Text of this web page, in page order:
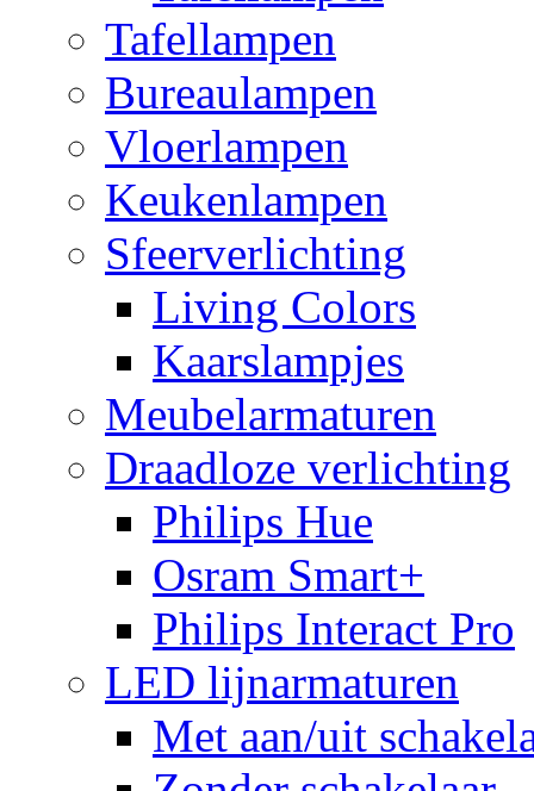
Tafellampen
Bureaulampen
Vloerlampen
Keukenlampen
Sfeerverlichting
Living Colors
Kaarslampjes
Meubelarmaturen
Draadloze verlichting
Philips Hue
Osram Smart+
Philips Interact Pro
LED lijnarmaturen
Met aan/uit